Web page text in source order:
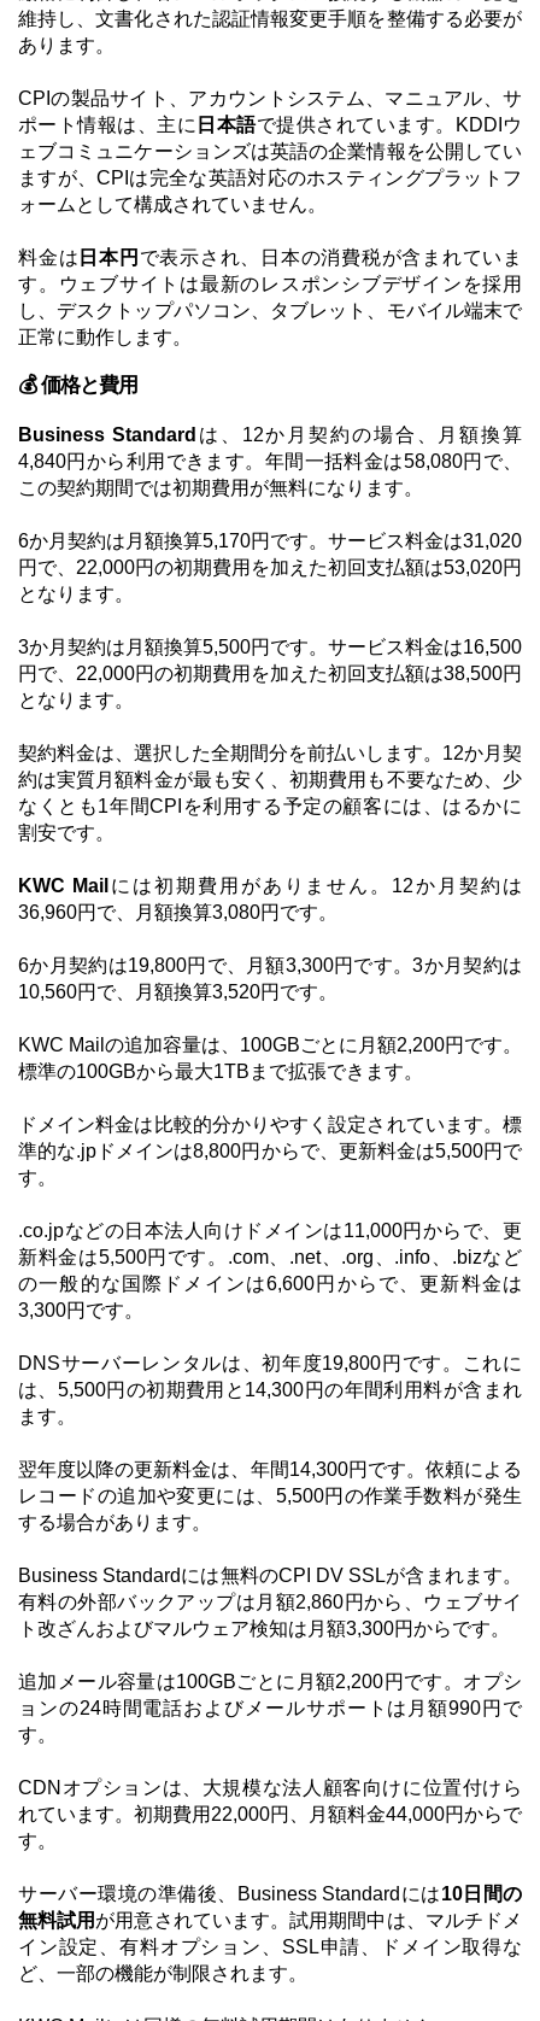
維持し、文書化された認証情報変更手順を整備する必要が
あります。
CPIの製品サイト、アカウントシステム、マニュアル、サ
ポート情報は、主に 日本語で提供されています。KDDIウ
ェブコミュニケーションズは英語の企業情報を公開してい
ますが、CPIは完全な英語対応のホスティングプラットフ
ォームとして構成されていません。
料金は 日本円 で表示され、日本の消費税が含まれていま
す。ウェブサイトは最新のレスポンシブデザインを採用
し、デスクトップパソコン、タブレット、モバイル端末で
正常に動作します。
💰 価格と費用
Business Standard は、12か月契約の場合、月額換算
4,840円から利用できます。年間一括料金は58,080円で、
この契約期間では初期費用が無料になります。
6か月契約は月額換算5,170円です。サービス料金は31,020
円で、22,000円の初期費用を加えた初回支払額は53,020円
となります。
3か月契約は月額換算5,500円です。サービス料金は16,500
円で、22,000円の初期費用を加えた初回支払額は38,500円
となります。
契約料金は、選択した全期間分を前払いします。12か月契
約は実質月額料金が最も安く、初期費用も不要なため、少
なくとも1年間CPIを利用する予定の顧客には、はるかに
割安です。
KWC Mail には初期費用がありません。12か月契約は
36,960円で、月額換算3,080円です。
6か月契約は19,800円で、月額3,300円です。3か月契約は
10,560円で、月額換算3,520円です。
KWC Mailの追加容量は、100GBごとに月額2,200円です。
標準の100GBから最大1TBまで拡張できます。
ドメイン料金は比較的分かりやすく設定されています。標
準的な.jpドメインは8,800円からで、更新料金は5,500円で
す。
.co.jpなどの日本法人向けドメインは11,000円からで、更
新料金は5,500円です。.com、.net、.org、.info、.bizなど
の一般的な国際ドメインは6,600円からで、更新料金は
3,300円です。
DNSサーバーレンタルは、初年度19,800円です。これに
は、5,500円の初期費用と14,300円の年間利用料が含まれ
ます。
翌年度以降の更新料金は、年間14,300円です。依頼による
レコードの追加や変更には、5,500円の作業手数料が発生
する場合があります。
Business Standardには無料のCPI DV SSLが含まれます。
有料の外部バックアップは月額2,860円から、ウェブサイ
ト改ざんおよびマルウェア検知は月額3,300円からです。
追加メール容量は100GBごとに月額2,200円です。オプシ
ョンの24時間電話およびメールサポートは月額990円で
す。
CDNオプションは、大規模な法人顧客向けに位置付けら
れています。初期費用22,000円、月額料金44,000円からで
す。
サーバー環境の準備後、Business Standardには10日間の
無料試用 が用意されています。試用期間中は、マルチドメ
イン設定、有料オプション、SSL申請、ドメイン取得な
ど、一部の機能が制限されます。